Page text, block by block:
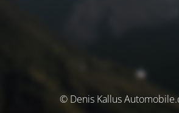
© Denis Kallus